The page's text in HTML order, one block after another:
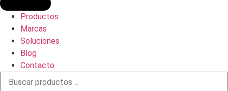
Productos
Marcas
Soluciones
Blog
Contacto
Búsqueda